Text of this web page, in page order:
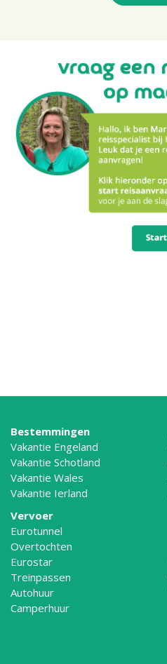
Bestemmingen
Vakantie Engeland
Vakantie Schotland
Vakantie Wales
Vakantie Ierland
Vervoer
Eurotunnel
Overtochten
Eurostar
Treinpassen
Autohuur
Camperhuur